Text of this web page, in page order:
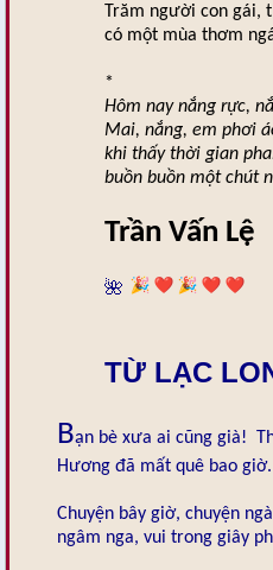
Trăm người con gái,
có một mùa thơm
*
Hôm nay nắng rực,
Mai, nắng, em phơi
khi thấy thời gian
buồn buồn một chút
Trần Vấn Lệ
🌺
TỪ LẠC
Bạn bè xưa ai cũng già!
Hương đã mất quê bao
Chuyện bây giờ, chuyện
ngâm nga, vui trong giây